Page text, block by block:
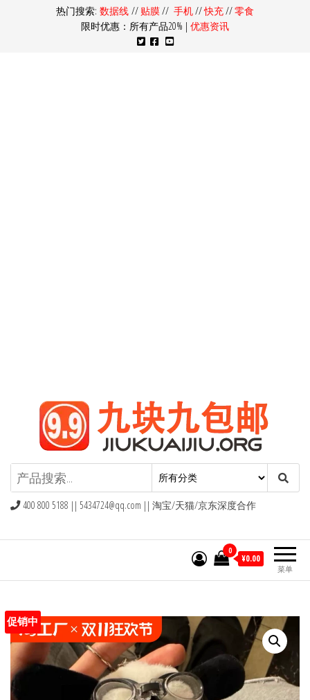
热门搜索: 数据线 // 贴膜// 手机//快充//零食
限时优惠：所有产品20% | 优惠资讯
九块九包邮,9块9包邮,9.9元包邮,九
块九官网
400 800 5188 || 5434724@qq.com || 淘宝/天猫/京东深度合作
菜单
0
¥0.00
促销中